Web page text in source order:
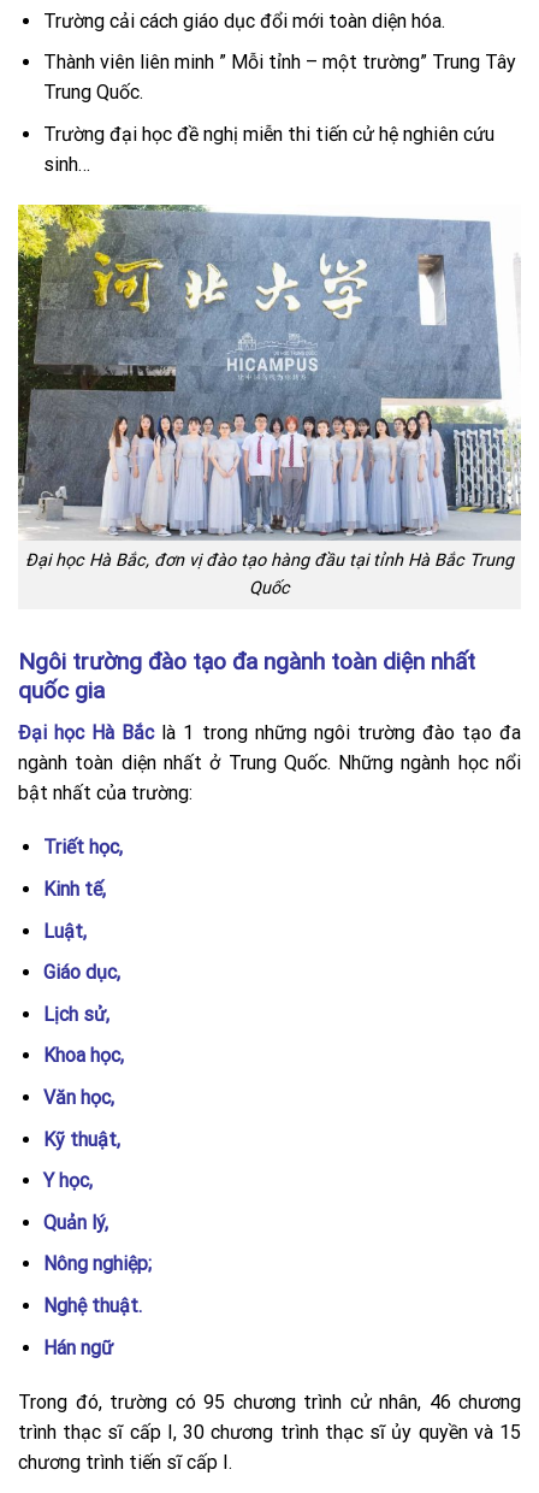
Trường cải cách giáo dục đổi mới toàn diện hóa.
Thành viên liên minh ” Mỗi tỉnh – một trường” Trung Tây
Trung Quốc.
Trường đại học đề nghị miễn thi tiến cử hệ nghiên cứu
sinh…
Đại học Hà Bắc, đơn vị đào tạo hàng đầu tại tỉnh Hà Bắc Trung
Quốc
Ngôi trường đào tạo đa ngành toàn diện nhất
quốc gia
Đại học Hà Bắc là 1 trong những ngôi trường đào tạo đa
ngành toàn diện nhất ở Trung Quốc. Những ngành học nổi
bật nhất của trường:
Triết học,
Kinh tế,
Luật,
Giáo dục,
Lịch sử,
Khoa học,
Văn học,
Kỹ thuật,
Y học,
Quản lý,
Nông nghiệp;
Nghệ thuật.
Hán ngữ
Trong đó, trường có 95 chương trình cử nhân, 46 chương
trình thạc sĩ cấp I, 30 chương trình thạc sĩ ủy quyền và 15
chương trình tiến sĩ cấp I.